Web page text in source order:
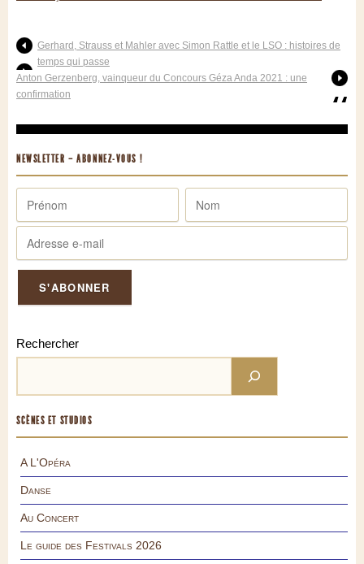
Gerhard, Strauss et Mahler avec Simon Rattle et le LSO : histoires de
temps qui passe
Anton Gerzenberg, vainqueur du Concours Géza Anda 2021 : une
confirmation
NEWSLETTER – ABONNEZ-VOUS !
Rechercher
SCÈNES ET STUDIOS
A L'Opéra
Danse
Au Concert
Le guide des Festivals 2026